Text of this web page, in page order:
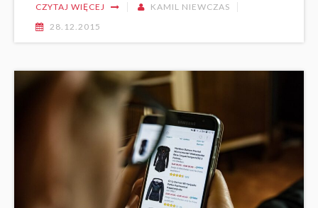
CZYTAJ WIĘCEJ
KAMIL NIEWCZAS
28.12.2015